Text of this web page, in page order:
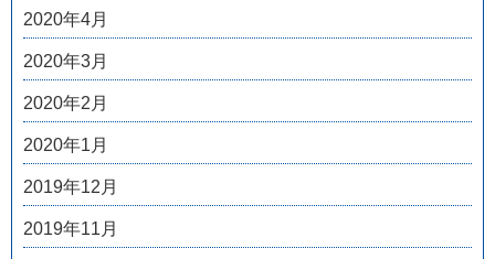
2020年4月
2020年3月
2020年2月
2020年1月
2019年12月
2019年11月